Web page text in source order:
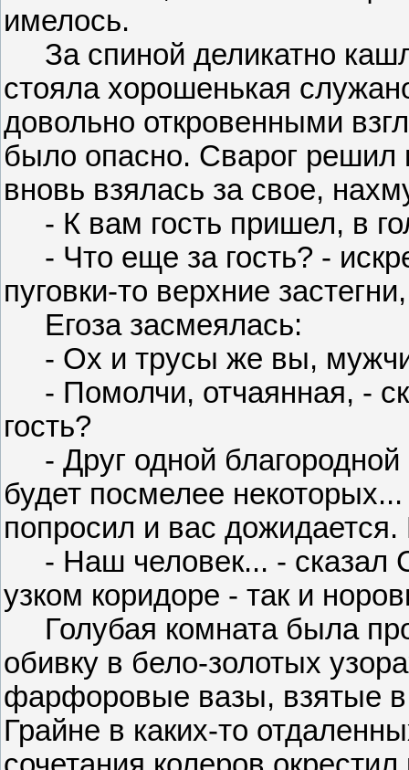
имелось.
За спиной деликатно
стояла хорошенькая
довольно откровенными
было опасно. Сварог решил
вновь взялась за свое,
- К вам гость пришел, в
- Что еще за гость? -
пуговки-то верхние
Егоза засмеялась:
- Ох и трусы же вы,
- Помолчи, отчаянная, -
гость?
- Друг одной
будет посмелее
попросил и вас
- Наш человек... - сказал
узком коридоре - так и
Голубая комната была
обивку в бело-золотых
фарфоровые вазы, взятые
Грайне в каких-то